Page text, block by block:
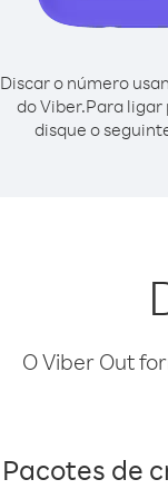
Discar o número
do Viber.Para ligar
disque o
O Viber Out
Pacotes de